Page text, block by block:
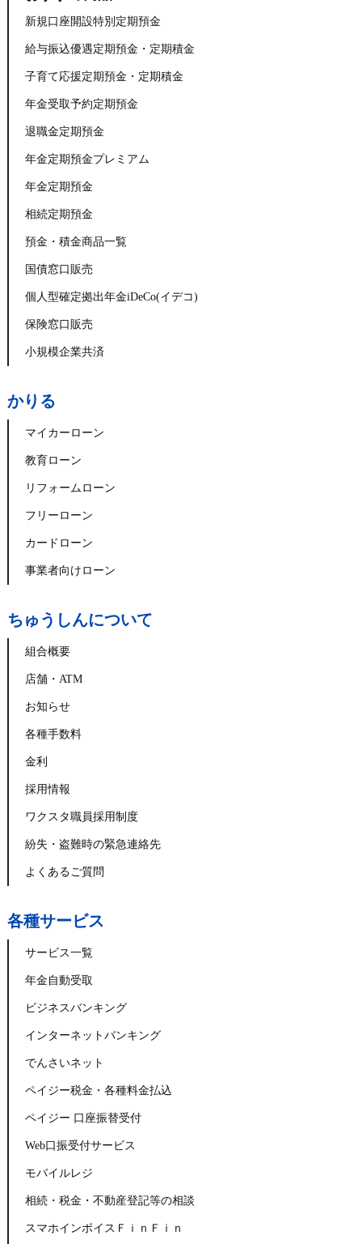
新規口座開設特別定期預金
給与振込優遇定期預金・定期積金
子育て応援定期預金・定期積金
年金受取予約定期預金
退職金定期預金
年金定期預金プレミアム
年金定期預金
相続定期預金
預金・積金商品一覧
国債窓口販売
個人型確定拠出年金iDeCo(イデコ)
保険窓口販売
小規模企業共済
かりる
マイカーローン
教育ローン
リフォームローン
フリーローン
カードローン
事業者向けローン
ちゅうしんについて
組合概要
店舗・ATM
お知らせ
各種手数料
金利
採用情報
ワクスタ職員採用制度
紛失・盗難時の緊急連絡先
よくあるご質問
各種サービス
サービス一覧
年金自動受取
ビジネスバンキング
インターネットバンキング
でんさいネット
ペイジー税金・各種料金払込
ペイジー 口座振替受付
Web口振受付サービス
モバイルレジ
相続・税金・不動産登記等の相談
スマホインボイスＦｉｎＦｉｎ